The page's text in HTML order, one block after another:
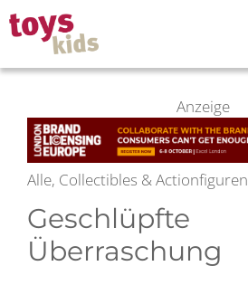
Zum
Inhalt
springen
Anzeige
Alle, Collectibles & Actionfiguren
Geschlüpfte
Überraschung